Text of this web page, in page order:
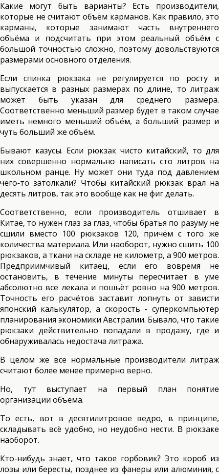
Какие могут быть варианты? Есть производители,
которые не считают объём карманов. Как правило, это
карманы, которые занимают часть внутреннего
объёма и подсчитать при этом реальный объём с
большой точностью сложно, поэтому довольствуются
размерами основного отделения.
Если спинка рюкзака не регулируется по росту и
выпускается в разных размерах по длине, то литраж
может быть указан для среднего размера.
Соответственно меньший размер будет в таком случае
иметь немного меньший объём, а больший размер и
чуть больший же объём.
Бывают казусы. Если рюкзак чисто китайский, то для
них совершенно нормально написать сто литров на
школьном ранце. Ну может они туда под давлением
чего-то затолкали? Чтобы китайский рюкзак врал на
десять литров, так это вообще как не фиг делать.
Соответственно, если производитель отшивает в
Китае, то нужен глаз за глаз, чтобы братья по разуму не
сшили вместо 100 рюкзаков 120, причём с того же
количества материала. Или наоборот, нужно сшить 100
рюкзаков, а ткани на складе не километр, а 900 метров.
Предприимчивый китаец, если его вовремя не
остановить, в течение минуты пересчитает в уме
абсолютно все лекала и пошьёт ровно на 900 метров.
Точность его расчётов заставит лопнуть от зависти
японский калькулятор, а скорость - суперкомпьютер
планирования экономики Австралии. Бывало, что такие
рюкзаки действительно попадали в продажу, где и
обнаруживалась недостача литража.
В целом же все нормальные производители литраж
считают более менее примерно верно.
Но, тут выступает на первый план понятие
организации объёма.
То есть, вот в десятилитровое ведро, в принципе,
складывать всё удобно, но неудобно нести. В рюкзаке
наоборот.
Кто-нибудь знает, что такое горбовик? Это короб из
лозы или бересты, позднее из фанеры или алюминия, с